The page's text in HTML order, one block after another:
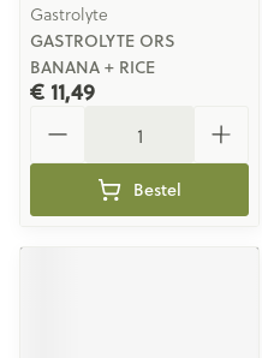
Gastrolyte
GASTROLYTE ORS
BANANA + RICE
€ 11,49
Bestel